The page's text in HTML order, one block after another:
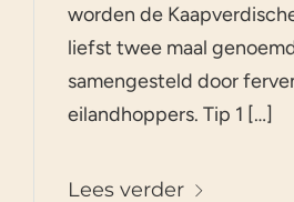
worden de
liefst twee maal
samengesteld door
eilandhoppers. Tip 1 […]
Lees verder